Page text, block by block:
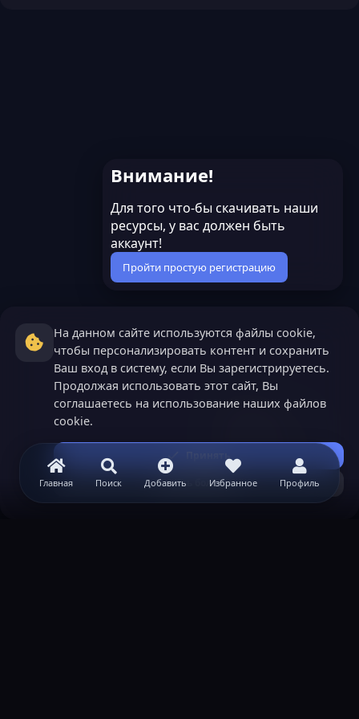
Главная Поиск Добавить Избранное Профиль
Внимание!
Для того что-бы скачивать наши
ресурсы, у вас должен быть
аккаунт!
Пройти простую регистрацию
На данном сайте используются файлы cookie,
чтобы персонализировать контент и сохранить
Ваш вход в систему, если Вы зарегистрируетесь.
Продолжая использовать этот сайт, Вы
соглашаетесь на использование наших файлов
cookie.
Принять
Узнать больше...